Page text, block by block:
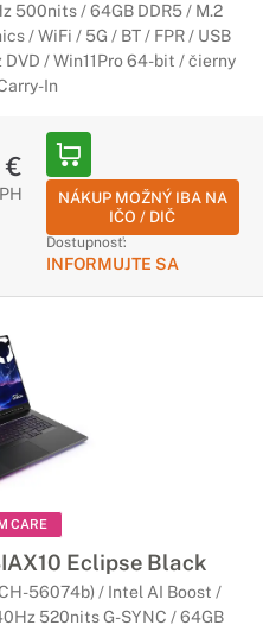
500nits / 64GB DDR5 / M.2
/ WiFi / 5G / BT / FPR / USB
/ Win11Pro 64-bit / čierny
In
€
NÁKUP MOŽNÝ IBA NA
IČO / DIČ
Dostupnosť:
INFORMUJTE SA
CARE
Eclipse Black
56074b) / Intel AI Boost /
520nits G-SYNC / 64GB